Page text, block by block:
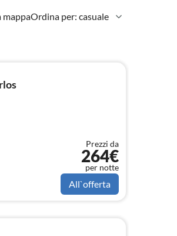
mappaOrdina per: casuale
Prezzi da
264€
per notte
All`offerta